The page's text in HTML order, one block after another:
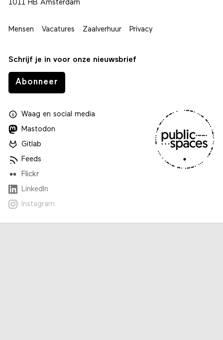
1011 HB Amsterdam
Mensen Vacatures Zaalverhuur Privacy
Schrijf je in voor onze nieuwsbrief
Abonneer
Waagen social media
Mastodon
Gitlab
Feeds
Flickr
LinkedIn
Instagram